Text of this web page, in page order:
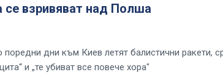
се взривяват над Полша
поредни дни към Киев летят балистични ракети,
и „те убиват все повече хора"